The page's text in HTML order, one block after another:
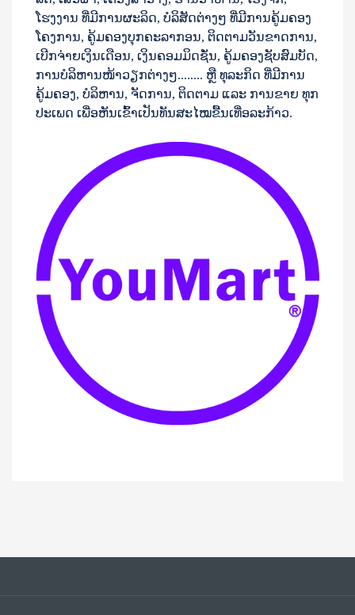
ໂຮງງານ ທີ່ມີການຜະລິດ, ບໍລິສັດຕ່າງໆ ທີ່ມີການຄູ້ມຄອງ
ໂຄງການ, ຄູ້ມຄອງບຸກຄະລາກອນ, ຕິດຕາມວັນຂາດການ,
ເບີກຈ່າຍເງິນເດືອນ, ເງິນຄອມມິດຊັ່ນ, ຄູ້ມຄອງຊັບສົມບັດ,
ການບໍລິຫານໜ້າວຽກຕ່າງໆ........ ຫຼື ທຸລະກິດ ທີ່ມີການ
ຄູ້ມຄອງ, ບໍລິຫານ, ຈັດການ, ຕິດຕາມ ແລະ ການຂາຍ ທຸກ
ປະເພດ ເພື່ອຫັນເຂົ້າເປັນທັນສະໄໝຂື້ນເທື່ອລະກ້າວ.